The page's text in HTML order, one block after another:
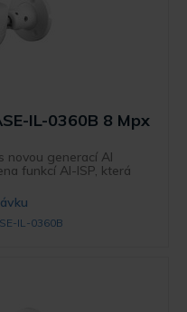
IL-0360B 8 Mpx
novou generací AI
funkcí AI-ISP, která
IL-0360B